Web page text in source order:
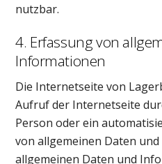
nutzbar.
4. Erfassung von
Informationen
Die Internetseite von
Aufruf der Internetseite
Person oder ein
von allgemeinen Daten
allgemeinen Daten und